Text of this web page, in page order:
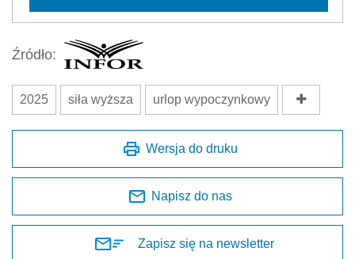
Źródło:
2025 siła wyższa urlop wypoczynkowy
Wersja do druku
Napisz do nas
Zapisz się na newsletter